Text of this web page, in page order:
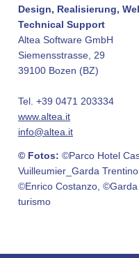
Design, Realisierung,
Technical Support
Altea Software GmbH
Siemensstrasse, 29
39100 Bozen (BZ)
Tel. +39 0471 203334
www.altea.it
info@altea.it
© Fotos: ©Parco Hotel
Vuilleumier_Garda
©Enrico Costanzo,
turismo